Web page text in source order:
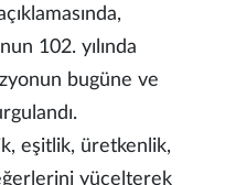
102. yılında
bugüne ve
eşitlik, üretkenlik,
yücelterek